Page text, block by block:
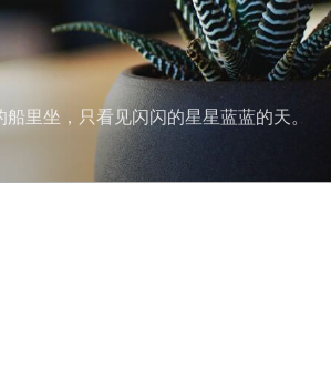
里坐，只看见闪闪的星星蓝蓝的天。